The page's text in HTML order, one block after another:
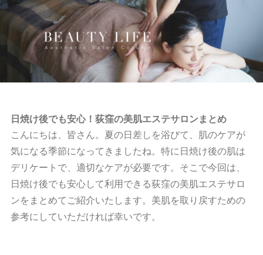
日焼け後でも安心！荻窪の美肌エステサロンまとめ
こんにちは、皆さん。夏の日差しを浴びて、肌のケアが
気になる季節になってきましたね。特に日焼け後の肌は
デリケートで、適切なケアが必要です。そこで今回は、
日焼け後でも安心して利用できる荻窪の美肌エステサロ
ンをまとめてご紹介いたします。美肌を取り戻すための
参考にしていただければ幸いです。